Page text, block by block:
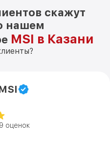
скажут
нашем
MSI в Казани
оценок